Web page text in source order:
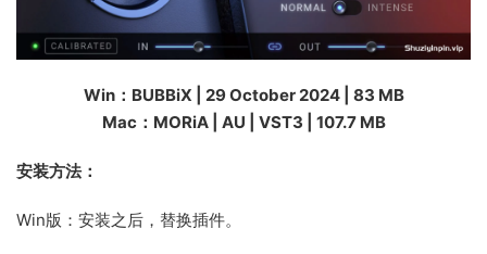
Win：BUBBiX | 29 October 2024 | 83 MB
Mac：MORiA | AU | VST3 | 107.7 MB
安装方法：
Win版：安装之后，替换插件。